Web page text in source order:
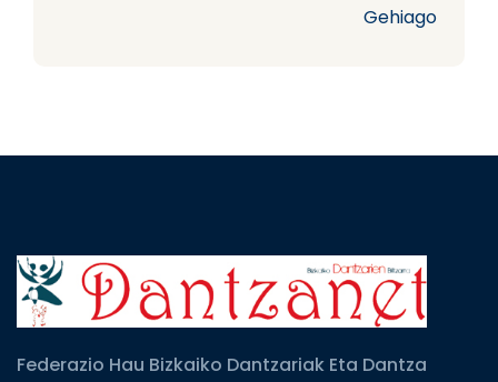
Gehiago
Federazio Hau Bizkaiko Dantzariak Eta Dantza